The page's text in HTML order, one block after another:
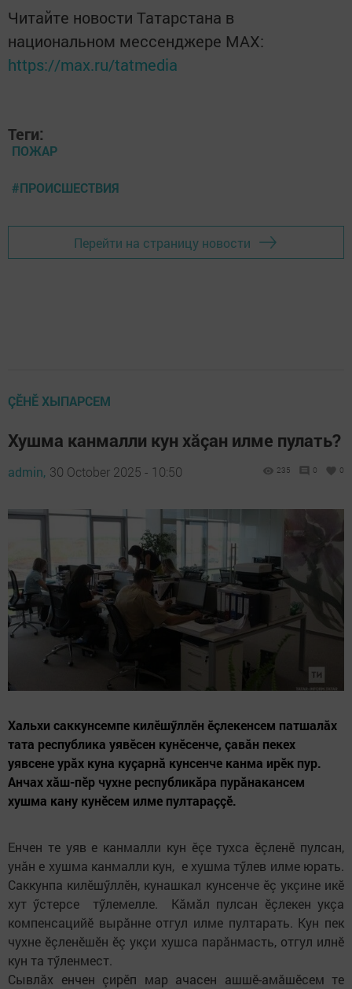
Читайте новости Татарстана в
национальном мессенджере MАХ:
https://max.ru/tatmedia
Теги:
ПОЖАР
#ПРОИСШЕСТВИЯ
Перейти на страницу новости
ÇӖНӖ ХЫПАРСЕМ
Хушма канмалли кун хăçан илме пулать?
admin, 30 October 2025 - 10:50 235 0 0
Хальхи саккунсемпе килӗшӳллӗн ӗçлекенсем патшалăх
тата республика уявӗсен кунӗсенче, çавăн пекех
уявсене урăх куна куçарнă кунсенче канма ирӗк пур.
Анчах хăш-пӗр чухне республикăра пурăнакансем
хушма кану кунӗсем илме пултараççӗ.
Енчен те уяв е канмалли кун ӗçе тухса ӗçленӗ пулсан,
унăн е хушма канмалли кун, е хушма тӳлев илме юрать.
Саккунпа килӗшӳллӗн, кунашкал кунсенче ӗç укçине икӗ
хут ӳстерсе тӳлемелле. Кăмăл пулсан ӗçлекен укçа
компенсацийӗ вырăнне отгул илме пултарать. Кун пек
чухне ӗçленӗшӗн ӗç укçи хушса парăнмасть, отгул илнӗ
кун та тӳленмест.
Сывлăх енчен çирӗп мар ачасен ашшӗ-амăшӗсем те